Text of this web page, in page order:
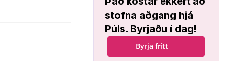
stofna aðgang hjá
Púls. Byrjaðu í dag!
Byrja frítt